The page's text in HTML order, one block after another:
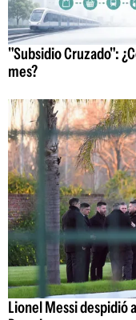
"Subsidio Cruzado":
mes?
Lionel Messi despidió